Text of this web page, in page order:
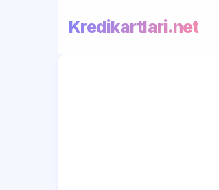
Kredikartlari.net